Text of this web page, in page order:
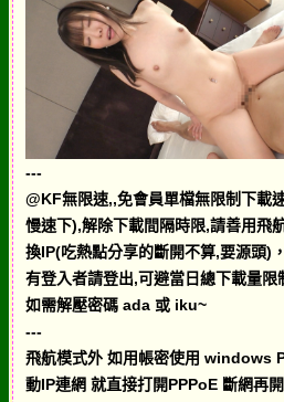
---
@KF無限速,,免會員單檔無限制下載
慢速下),解除下載間隔時限,請善用飛
換IP(吃熱點分享的斷開不算,要源頭)
有登入者請登出,可避當日總下載量限
如需解壓密碼 ada 或 iku~
---
飛航模式外 如用帳密使用 windows
動IP連網 就直接打開PPPoE 斷網再開